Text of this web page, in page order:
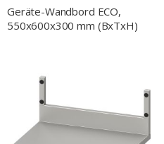
Geräte-Wandbord ECO,
550x600x300 mm (BxTxH)